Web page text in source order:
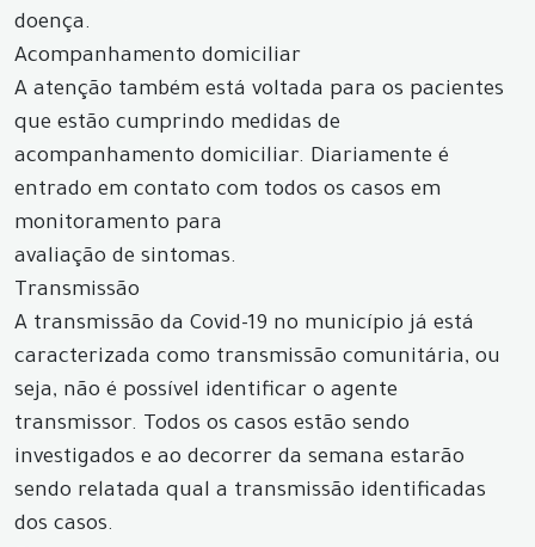
doença.
Acompanhamento domiciliar
A atenção também está voltada para os pacientes
que estão cumprindo medidas de
acompanhamento domiciliar. Diariamente é
entrado em contato com todos os casos em
monitoramento para
avaliação de sintomas.
Transmissão
A transmissão da Covid-19 no município já está
caracterizada como transmissão comunitária, ou
seja, não é possível identificar o agente
transmissor. Todos os casos estão sendo
investigados e ao decorrer da semana estarão
sendo relatada qual a transmissão identificadas
dos casos.